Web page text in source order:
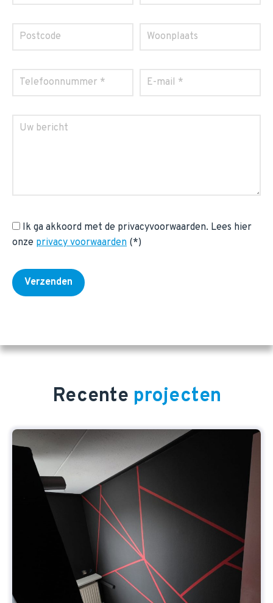
Ik ga akkoord met de privacyvoorwaarden. Lees hier
onze privacy voorwaarden (*)
Recente projecten